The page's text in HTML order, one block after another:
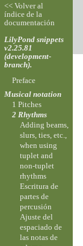
<< Volver al
índice de la
documentación
LilyPond snippets
v2.25.81
(development-
branch).
Preface
Musical notation
1 Pitches
2 Rhythms
Adding beams,
slurs, ties, etc.,
when using
tuplet and
non-tuplet
rhythms
Escritura de
partes de
percusión
Ajuste del
espaciado de
las notas de